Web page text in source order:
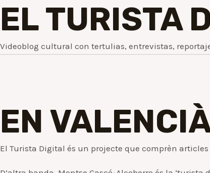
EL TURISTA
Videoblog cultural con tertulias, entrevistas,
EN
El Turista Digital és un projecte que comprèn